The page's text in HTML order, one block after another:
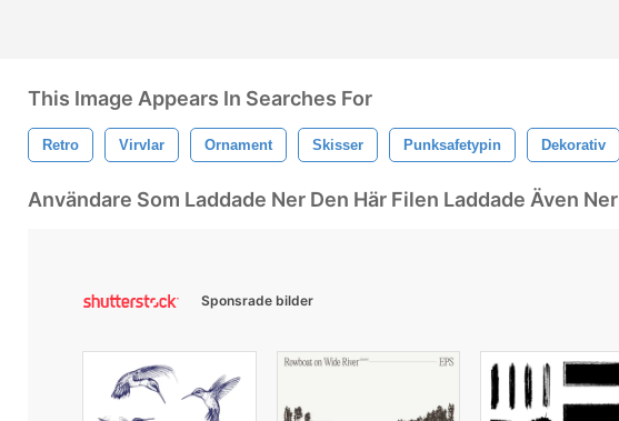
This Image Appears In Searches For
Retro Virvlar Ornament Skisser Punksafetypin Dekorativ
Användare Som Laddade Ner Den Här Filen Laddade Även Ner
Sponsrade bilder